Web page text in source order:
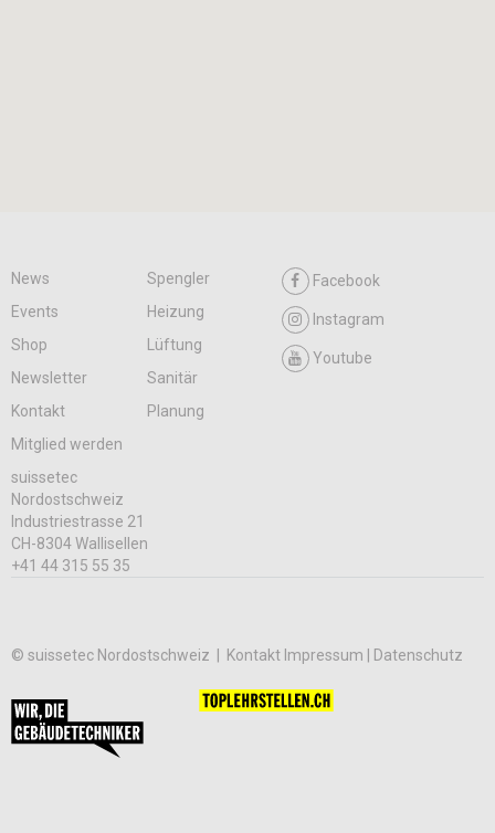
News
Spengler
Events
Heizung
Shop
Lüftung
Newsletter
Sanitär
Kontakt
Planung
Mitglied werden
Facebook
Instagram
Youtube
suissetec
Nordostschweiz
Industriestrasse 21
CH-8304 Wallisellen
+41 44 315 55 35
© suissetec Nordostschweiz | Kontakt Impressum | Datenschutz